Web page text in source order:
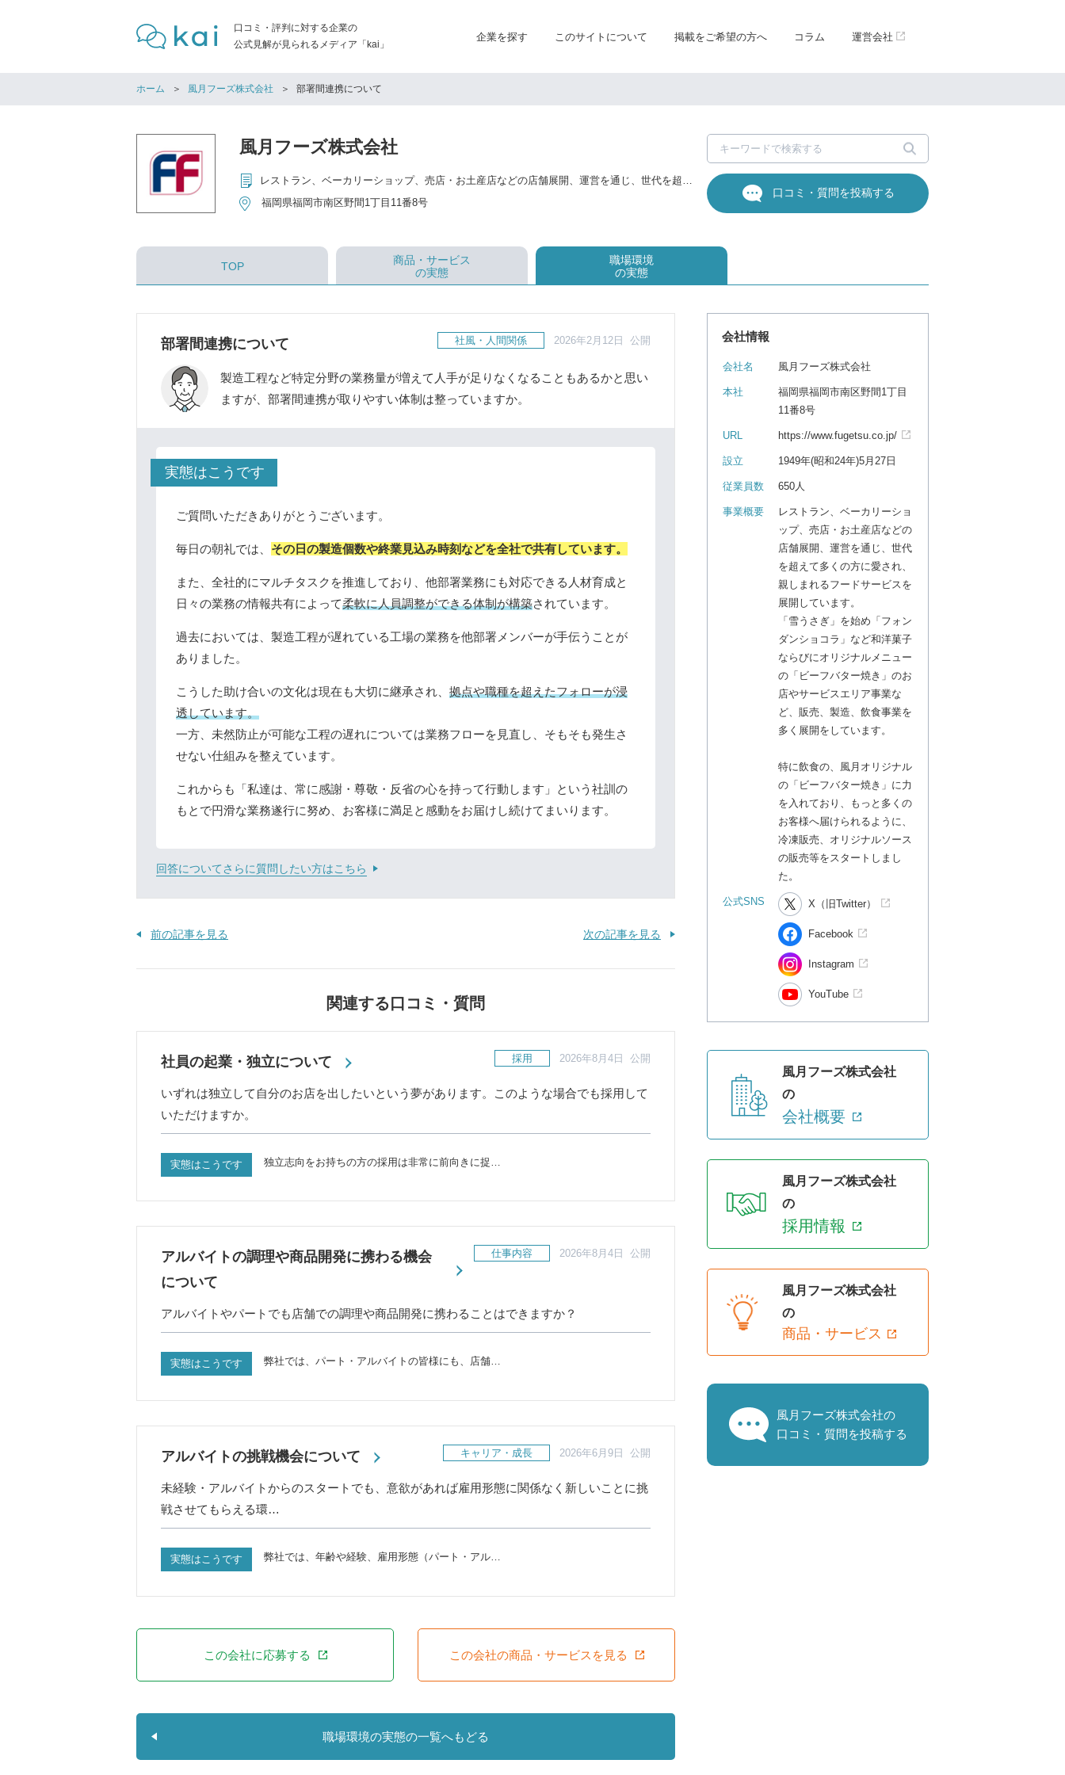
口コミ・評判に対する企業の
公式見解が見られるメディア「kai」
企業を探す このサイトについて 掲載をご希望の方へ コラム 運営会社
ホーム 風月フーズ株式会社 部署間連携について
風月フーズ株式会社
レストラン、ベーカリーショップ、売店・お土産店などの店舗展開、運営を通じ、世代を超えて多くの方に愛され、親しまれるフードサービスを展開しています。 「雪うさぎ」を始め「フォンダンショコラ」など和洋菓子ならびにオリジナルメニューの「ビーフバター焼き」のお店やサービスエリア事業など、販売、製造、飲食事業を多く展開をしています。 特に飲食の、風月オリジナルの「ビーフバター焼き」に力を入れており、もっと多くのお客様へ届けられるように、冷凍販売、オリジナルソースの販売等をスタートしました。
福岡県福岡市南区野間1丁目11番8号
口コミ・質問を投稿する
TOP
商品・サービス
の実態
職場環境
の実態
部署間連携について 社風・人間関係 2026年2月12日 公開
製造工程など特定分野の業務量が増えて人手が足りなくなることもあるかと思い
ますが、部署間連携が取りやすい体制は整っていますか。
実態はこうです
ご質問いただきありがとうございます。
毎日の朝礼では、 その日の製造個数や終業見込み時刻などを全社で共有しています。
また、全社的にマルチタスクを推進しており、他部署業務にも対応できる人材育成と
日々の業務の情報共有によって柔軟に人員調整ができる体制が構築されています。
過去においては、製造工程が遅れている工場の業務を他部署メンバーが手伝うことが
ありました。
こうした助け合いの文化は現在も大切に継承され、 拠点や職種を超えたフォローが浸
透しています。
一方、未然防止が可能な工程の遅れについては業務フローを見直し、そもそも発生さ
せない仕組みを整えています。
これからも「私達は、常に感謝・尊敬・反省の心を持って行動します」という社訓の
もとで円滑な業務遂行に努め、お客様に満足と感動をお届けし続けてまいります。
回答についてさらに質問したい方はこちら
前の記事を見る 次の記事を見る
関連する口コミ・質問
社員の起業・独立について 採用 2026年8月4日 公開
いずれは独立して自分のお店を出したいという夢があります。このような場合でも採用して
いただけますか。
実態はこうです 独立志向をお持ちの方の採用は非常に前向きに捉…
アルバイトの調理や商品開発に携わる機会
について
仕事内容 2026年8月4日 公開
アルバイトやパートでも店舗での調理や商品開発に携わることはできますか？
実態はこうです 弊社では、パート・アルバイトの皆様にも、店舗…
アルバイトの挑戦機会について キャリア・成長 2026年6月9日 公開
未経験・アルバイトからのスタートでも、意欲があれば雇用形態に関係なく新しいことに挑
戦させてもらえる環…
実態はこうです 弊社では、年齢や経験、雇用形態（パート・アル…
この会社に応募する この会社の商品・サービスを見る
職場環境の実態の一覧へもどる
会社情報
会社名 風月フーズ株式会社
本社
福岡県福岡市南区野間1丁目
11番8号
URL https://www.fugetsu.co.jp/
設立 1949年(昭和24年)5月27日
従業員数 650人
事業概要
レストラン、ベーカリーショ
ップ、売店・お土産店などの
店舗展開、運営を通じ、世代
を超えて多くの方に愛され、
親しまれるフードサービスを
展開しています。
「雪うさぎ」を始め「フォン
ダンショコラ」など和洋菓子
ならびにオリジナルメニュー
の「ビーフバター焼き」のお
店やサービスエリア事業な
ど、販売、製造、飲食事業を
多く展開をしています。
特に飲食の、風月オリジナル
の「ビーフバター焼き」に力
を入れており、もっと多くの
お客様へ届けられるように、
冷凍販売、オリジナルソース
の販売等をスタートしまし
た。
公式SNS X（旧Twitter）
Facebook
Instagram
YouTube
風月フーズ株式会社
の
会社概要
風月フーズ株式会社
の
採用情報
風月フーズ株式会社
の
商品・サービス
風月フーズ株式会社の
口コミ・質問を投稿する